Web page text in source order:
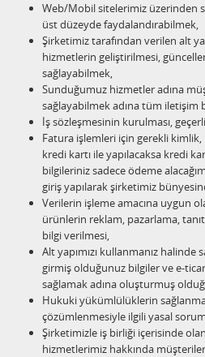
Web/Mobil sitelerimiz üzerinden
üst düzeyde faydalandırabilmek,
Şirketimiz tarafından verilen alt
hizmetlerin geliştirilmesi,
sağlayabilmek,
Sunduğumuz hizmetler adına
sağlayabilmek adına tüm iletişim
İş sözleşmesinin kurulması,
Fatura işlemleri için gerekli
kredi kartı ile yapılacaksa kredi
bilgileriniz sadece ödeme
giriş yapılarak şirketimiz
Verilerin işleme amacına uygun
ürünlerin reklam, pazarlama,
bilgi verilmesi,
Alt yapımızı kullanmanız halinde
girmiş olduğunuz bilgiler ve e-
sağlamak adına oluşturmuş
Hukuki yükümlülüklerin
çözümlenmesiyle ilgili yasal
Şirketimizle iş birliği içerisinde olan
hizmetlerimiz hakkında